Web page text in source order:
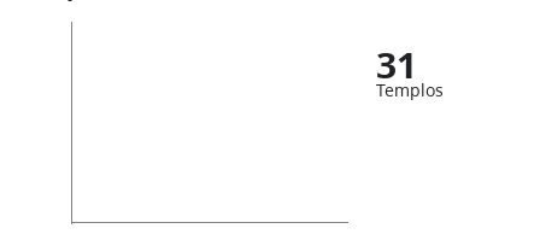
31
Templos